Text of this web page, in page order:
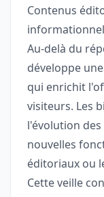
Contenus
Au-delà du
développe
qui enrichit
visiteurs. Les
l'évolution
nouvelles
éditoriaux ou
Cette veille